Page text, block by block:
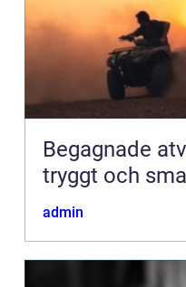
Begagnade atv så gör du ett
tryggt och
admin